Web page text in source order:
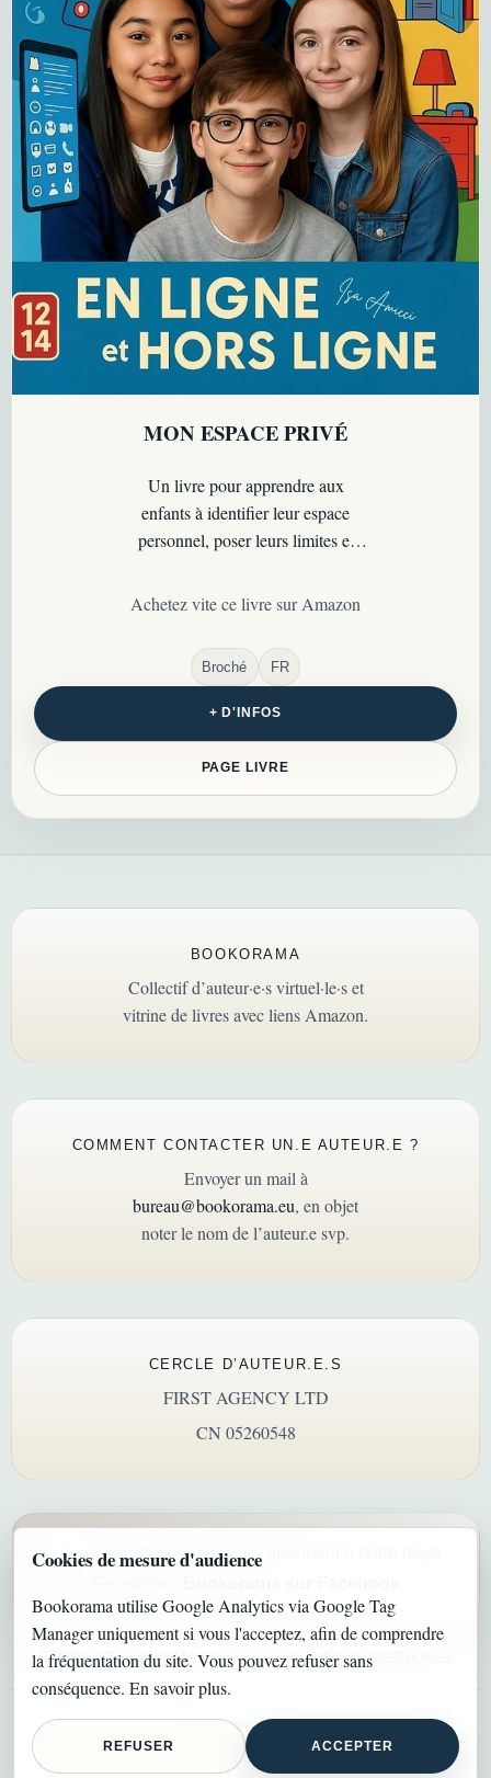
MON ESPACE PRIVÉ
Un livre pour apprendre aux
enfants à identifier leur espace
personnel, poser leurs limites et
faire respecter…
Achetez vite ce livre sur Amazon
Broché FR
+ D'INFOS
PAGE LIVRE
Cookies de mesure d'audience
Bookorama utilise Google Analytics via Google Tag
Manager uniquement si vous l'acceptez, afin de comprendre
la fréquentation du site. Vous pouvez refuser sans
conséquence. En savoir plus.
REFUSER ACCEPTER
BOOKORAMA
Collectif d’auteur·e·s virtuel·le·s et
vitrine de livres avec liens Amazon.
COMMENT CONTACTER UN.E AUTEUR.E ?
Envoyer un mail à
bureau@bookorama.eu, en objet
noter le nom de l’auteur.e svp.
CERCLE D’AUTEUR.E.S
FIRST AGENCY LTD
CN 05260548
Ne ratez rien en vous abonnant à notre page
FAQBlogConcoursMentions légalesConfidentialité
©2026Bookorama.